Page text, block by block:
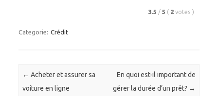
3.5 / 5 ( 2 votes)
Categorie: Crédit
Post navigation
← Acheter et assurer sa
voiture en ligne
En quoi est-il important de
gérer la durée d’un prêt? →